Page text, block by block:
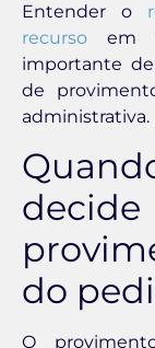
Entender o
recurso em
importante
de
administrativa.
do
O